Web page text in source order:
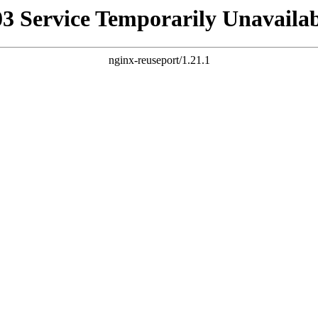
Service Temporarily
nginx-reuseport/1.21.1